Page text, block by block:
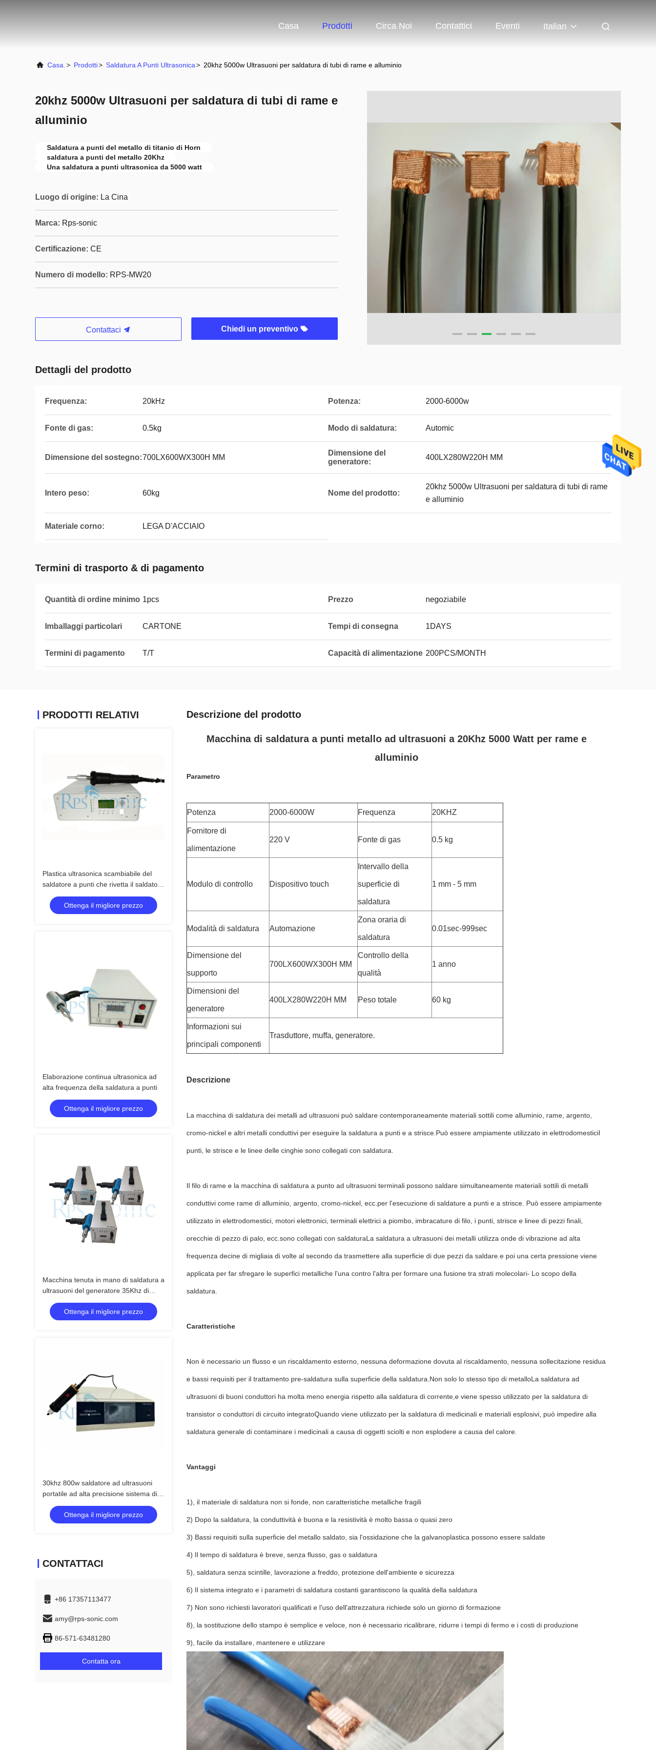
Casa Prodotti Circa Noi Contattici Eventi Italian
Casa. > Prodotti> Saldatura A Punti Ultrasonica> 20khz 5000w Ultrasuoni per saldatura di tubi di rame e alluminio
20khz 5000w Ultrasuoni per saldatura di tubi di rame e
alluminio
Saldatura a punti del metallo di titanio di Horn
saldatura a punti del metallo 20Khz
Una saldatura a punti ultrasonica da 5000 watt
Luogo di origine: La Cina
Marca: Rps-sonic
Certificazione: CE
Numero di modello: RPS-MW20
Contattaci Chiedi un preventivo
Dettagli del prodotto
Frequenza: 20kHz Potenza: 2000-6000w
Fonte di gas: 0.5kg Modo di saldatura: Automic
Dimensione del sostegno:700LX600WX300H MM
Dimensione del
generatore:
400LX280W220H MM
Intero peso: 60kg Nome del prodotto:
20khz 5000w Ultrasuoni per saldatura di tubi di rame
e alluminio
Materiale corno: LEGA D'ACCIAIO
Termini di trasporto & di pagamento
Quantità di ordine minimo 1pcs Prezzo negoziabile
Imballaggi particolari CARTONE Tempi di consegna 1DAYS
Termini di pagamento T/T Capacità di alimentazione 200PCS/MONTH
PRODOTTI RELATIVI
Plastica ultrasonica scambiabile del
saldatore a punti che rivetta il saldatore
ultrasonico della mano
Ottenga il migliore prezzo
Elaborazione continua ultrasonica ad
alta frequenza della saldatura a punti
Ottenga il migliore prezzo
Macchina tenuta in mano di saldatura a
ultrasuoni del generatore 35Khz di
Digital per i ricambi auto
Ottenga il migliore prezzo
30khz 800w saldatore ad ultrasuoni
portatile ad alta precisione sistema di
saldatura in plastica ad ultrasuoni"
Ottenga il migliore prezzo
CONTATTACI
+86 17357113477
amy@rps-sonic.com
86-571-63481280
Contatta ora
Descrizione del prodotto
Macchina di saldatura a punti metallo ad ultrasuoni a 20Khz 5000 Watt per rame e
alluminio
Parametro
Potenza 2000-6000W Frequenza 20KHZ
Fornitore di
alimentazione
220 V Fonte di gas 0.5 kg
Modulo di controllo Dispositivo touch
Intervallo della
superficie di
saldatura
1 mm - 5 mm
Modalità di saldatura Automazione
Zona oraria di
saldatura
0.01sec-999sec
Dimensione del
supporto
700LX600WX300H MM
Controllo della
qualità
1 anno
Dimensioni del
generatore
400LX280W220H MM Peso totale 60 kg
Informazioni sui
principali componenti
Trasduttore, muffa, generatore.
Descrizione
La macchina di saldatura dei metalli ad ultrasuoni può saldare contemporaneamente materiali sottili come alluminio, rame, argento,
cromo-nickel e altri metalli conduttivi per eseguire la saldatura a punti e a strisce.Può essere ampiamente utilizzato in elettrodomesticiI
punti, le strisce e le linee delle cinghie sono collegati con saldatura.
Il filo di rame e la macchina di saldatura a punto ad ultrasuoni terminali possono saldare simultaneamente materiali sottili di metalli
conduttivi come rame di alluminio, argento, cromo-nickel, ecc.per l'esecuzione di saldature a punti e a strisce. Può essere ampiamente
utilizzato in elettrodomestici, motori elettronici, terminali elettrici a piombo, imbracature di filo, i punti, strisce e linee di pezzi finali,
orecchie di pezzo di palo, ecc.sono collegati con saldaturaLa saldatura a ultrasuoni dei metalli utilizza onde di vibrazione ad alta
frequenza decine di migliaia di volte al secondo da trasmettere alla superficie di due pezzi da saldare.e poi una certa pressione viene
applicata per far sfregare le superfici metalliche l'una contro l'altra per formare una fusione tra strati molecolari- Lo scopo della
saldatura.
Caratteristiche
Non è necessario un flusso e un riscaldamento esterno, nessuna deformazione dovuta al riscaldamento, nessuna sollecitazione residua
e bassi requisiti per il trattamento pre-saldatura sulla superficie della saldatura.Non solo lo stesso tipo di metalloLa saldatura ad
ultrasuoni di buoni conduttori ha molta meno energia rispetto alla saldatura di corrente,e viene spesso utilizzato per la saldatura di
transistor o conduttori di circuito integratoQuando viene utilizzato per la saldatura di medicinali e materiali esplosivi, può impedire alla
saldatura generale di contaminare i medicinali a causa di oggetti sciolti e non esplodere a causa del calore.
Vantaggi
1), il materiale di saldatura non si fonde, non caratteristiche metalliche fragili
2) Dopo la saldatura, la conduttività è buona e la resistività è molto bassa o quasi zero
3) Bassi requisiti sulla superficie del metallo saldato, sia l'ossidazione che la galvanoplastica possono essere saldate
4) Il tempo di saldatura è breve, senza flusso, gas o saldatura
5), saldatura senza scintille, lavorazione a freddo, protezione dell'ambiente e sicurezza
6) Il sistema integrato e i parametri di saldatura costanti garantiscono la qualità della saldatura
7) Non sono richiesti lavoratori qualificati e l'uso dell'attrezzatura richiede solo un giorno di formazione
8), la sostituzione dello stampo è semplice e veloce, non è necessario ricalibrare, ridurre i tempi di fermo e i costi di produzione
9), facile da installare, mantenere e utilizzare